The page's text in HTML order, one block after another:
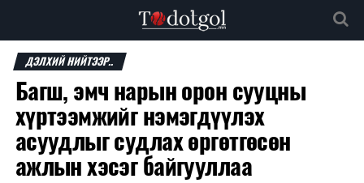
ДЭЛХИЙ НИЙТЭЭР..
Багш, эмч нарын орон сууцны
хүртээмжийг нэмэгдүүлэх
асуудлыг судлах өргөтгөсөн
ажлын хэсэг байгууллаа